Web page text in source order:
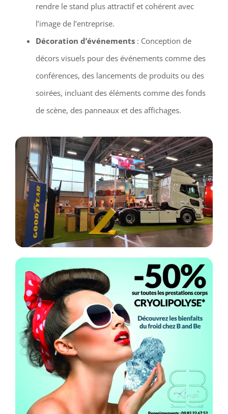
rendre le stand plus attractif et cohérent avec
l’image de l’entreprise.
Décoration d’événements: Conception de
décors visuels pour des événements comme des
conférences, des lancements de produits ou des
soirées, incluant des éléments comme des fonds
de scène, des panneaux et des affichages.